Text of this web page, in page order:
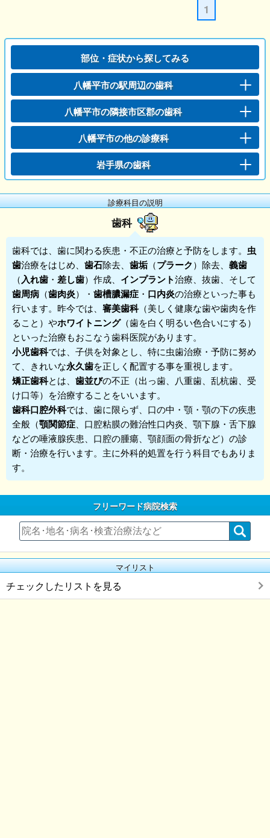
1
部位・症状から探してみる
八幡平市の駅周辺の歯科
八幡平市の隣接市区郡の歯科
八幡平市の他の診療科
岩手県の歯科
診療科目の説明
歯科
歯科では、歯に関わる疾患・不正の治療と予防をします。 虫
歯治療をはじめ、 歯石除去、 歯垢 （プラーク）除去、 義歯
（入れ歯 ・ 差し歯）作成、 インプラント治療、抜歯、そして
歯周病 （歯肉炎）・ 歯槽膿漏症 ・ 口内炎の治療といった事も
行います。昨今では、 審美歯科（美しく健康な歯や歯肉を作
ること）やホワイトニング（歯を白く明るい色合いにする）
といった治療もおこなう歯科医院があります。
小児歯科では、子供を対象とし、特に虫歯治療・予防に努め
て、きれいな永久歯を正しく配置する事を重視します。
矯正歯科とは、 歯並びの不正（出っ歯、八重歯、乱杭歯、受
け口等）を治療することをいいます。
歯科口腔外科では、歯に限らず、口の中・顎・顎の下の疾患
全般（顎関節症 、口腔粘膜の難治性口内炎、顎下腺・舌下腺
などの唾液腺疾患、口腔の腫瘍、顎顔面の骨折など）の診
断・治療を行います。主に外科的処置を行う科目でもありま
す。
フリーワード病院検索
マイリスト
チェックしたリストを見る